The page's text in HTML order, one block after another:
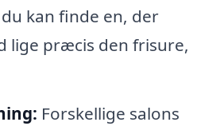
kan finde en, der
lige præcis den frisure,
Forskellige salons